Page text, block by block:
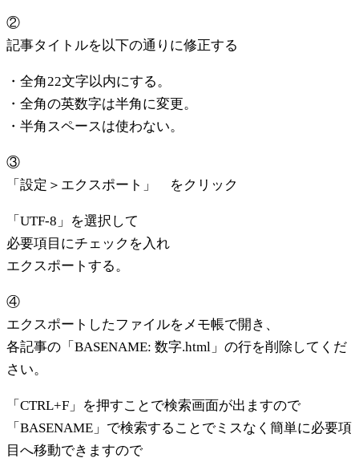
②
記事タイトルを以下の通りに修正する
・全角22文字以内にする。
・全角の英数字は半角に変更。
・半角スペースは使わない。
③
「設定＞エクスポート」 をクリック
「UTF-8」を選択して
必要項目にチェックを入れ
エクスポートする。
④
エクスポートしたファイルをメモ帳で開き、
各記事の「BASENAME: 数字.html」の行を削除してくだ
さい。
「CTRL+F」を押すことで検索画面が出ますので
「BASENAME」で検索することでミスなく簡単に必要項
目へ移動できますので